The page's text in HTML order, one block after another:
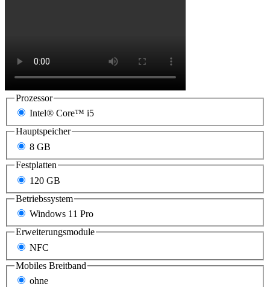
Prozessor
Intel® Core™ i5
Hauptspeicher
8 GB
Festplatten
120 GB
Betriebssystem
Windows 11 Pro
Erweiterungsmodule
NFC
Mobiles Breitband
ohne